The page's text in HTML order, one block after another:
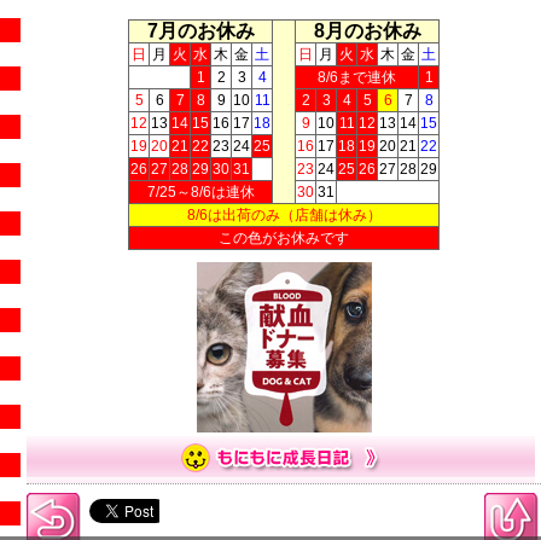
7月のお休み 8月のお休み
日 月 火 水 木 金 土 日 月 火 水 木 金 土
1
2 3 4 8/6まで連休
1
5
6 7 8 9 10 11 2 3 4 5 6 7
8
12 13 14 15 16 17 18 9 10 11 12 13 14 15
19 20 21 22 23 24 25 16 17 18 19 20 21 22
26 27 28 29 30 31 23 24 25 26 27 28 29
7/25～8/6は連休
30 31
8/6は出荷のみ（店舗は休み）
この色がお休みです